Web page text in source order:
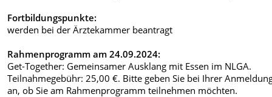
Fortbildungspunkte:
werden bei der Ärztekammer beantragt
Rahmenprogramm am 24.09.2024:
Get-Together: Gemeinsamer Ausklang mit Essen im NLGA.
Teilnahmegebühr: 25,00 €. Bitte geben Sie bei Ihrer
an, ob Sie am Rahmenprogramm teilnehmen möchten.